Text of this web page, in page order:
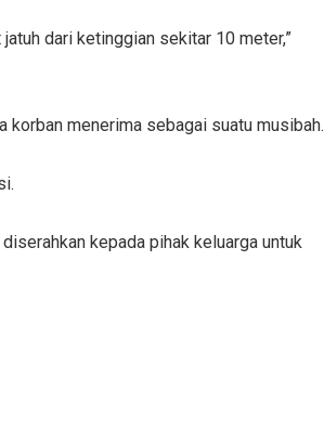
dari ketinggian sekitar 10 meter,”
menerima sebagai suatu musibah.
kepada pihak keluarga untuk